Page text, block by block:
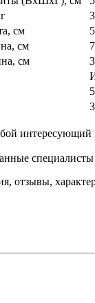
см
см
см
интересующий
специалисты
отзывы,